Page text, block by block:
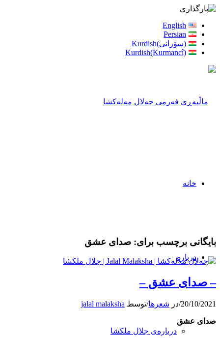
English
Persian
(سۆرانی)Kurdish
Kurdish(Kurmancî)
خانه
درباره
درباره‌ی جلال ملکشا
بایگانی برچسب برای: صدای عشق
– صدای عشق –
20/10/2021
/در شعرها/توسط jalal malaksha
صدای عشق